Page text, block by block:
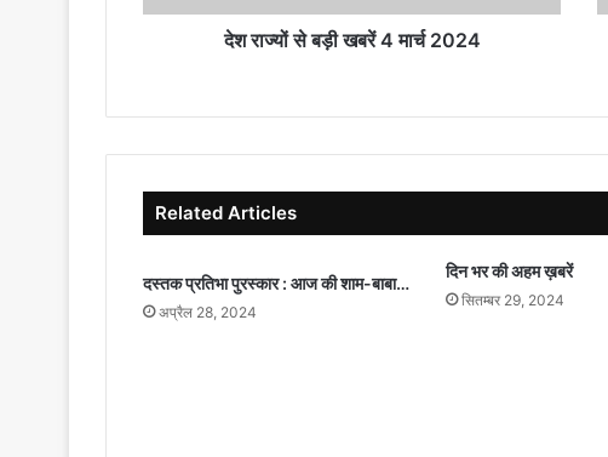
देश राज्यों से बड़ी खबरें 4 मार्च 2024
Related Articles
दस्तक प्रतिभा पुरस्कार : आज की शाम-बाबा…
अप्रैल 28, 2024
दिन भर की अहम ख़बरें
सितम्बर 29, 2024